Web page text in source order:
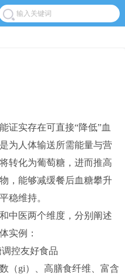
证实存在可直接“降低”血
为人体输送所需能量与营
转化为葡萄糖，进而推高
，能够减缓餐后血糖攀升
稳维持。
中医两个维度，分别阐述
实例：
控友好食品
（gi）、高膳食纤维、富含